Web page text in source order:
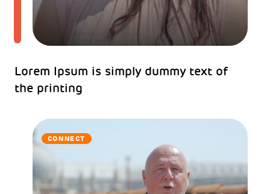
Lorem Ipsum is simply dummy text of
the printing
CONNECT